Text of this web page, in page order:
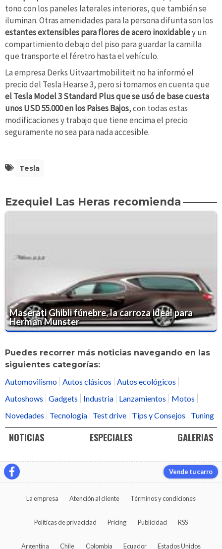
tono con los paneles laterales interiores, que también se
iluminan. Otras amenidades para la persona difunta son los
estantes extensibles para flores de acero inoxidabley un
compartimiento debajo del piso para guardar la camilla
que transporte el féretro hasta el vehículo.
La empresa Derks Uitvaartmobiliteit no ha informó el
precio del Tesla Hearse 3, pero si tomamos en cuenta que
el Tesla Model 3 Standard Plus que se usó de base cuesta
unos USD 55.000 en los Paises Bajos, con todas estas
modificaciones y trabajo que tiene encima el precio
seguramente no sea para nada accesible.
Tesla
Ezequiel Las Heras recomienda
Maserati Ghibli fúnebre, la carroza ideal para
Herman Munster
Puedes recorrer más noticias navegando en las
siguientes categorías:
Automovilismo
Autos clásicos
Autos ecológicos
Autoshows
Gadgets Industria Lanzamientos
Motos
Novedades
Tecnología Test drive Tips y Consejos Tuning
NOTICIAS ESPECIALES GALERIAS
Vende tu carro
La empresa Atención al cliente Términos y condiciones
Políticas de privacidad Pricing Publicidad RSS
Argentina Chile Colombia Ecuador Estados Unidos